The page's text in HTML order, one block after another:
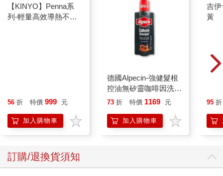
【KINYO】Penna系
列-輕量高效導熱不沾
56 折 特價 999 元
加入購物車
德國Alpecin-強健髮根
控油無矽靈咖啡因洗髮
凝露375ml/瓶-C1強健
調理頭皮洗髮液/0矽靈
滋潤洗頭髮水/一般髮
73 折 特價 1169 元
加入購物車
吉
黃
95 折
訂購/退換貨須知